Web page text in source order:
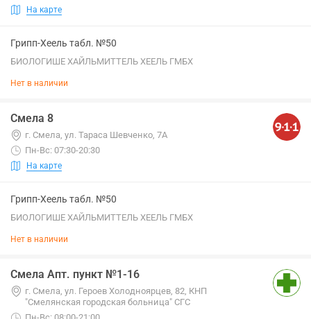
На карте
Грипп-Хеель табл. №50
БИОЛОГИШЕ ХАЙЛЬМИТТЕЛЬ ХЕЕЛЬ ГМБХ
Нет в наличии
Смела 8
г. Смела, ул. Тараса Шевченко, 7А
Пн-Вс: 07:30-20:30
На карте
Грипп-Хеель табл. №50
БИОЛОГИШЕ ХАЙЛЬМИТТЕЛЬ ХЕЕЛЬ ГМБХ
Нет в наличии
Смела Апт. пункт №1-16
г. Смела, ул. Героев Холодноярцев, 82, КНП
"Смелянская городская больница" СГС